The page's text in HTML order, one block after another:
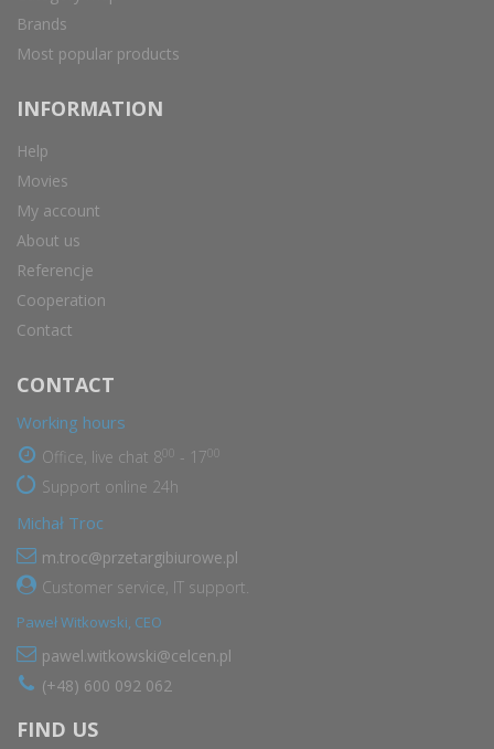
Brands
Most popular products
INFORMATION
Help
Movies
My account
About us
Referencje
Cooperation
Contact
CONTACT
Working hours
Office, live chat 8 - 17
Support online 24h
Michał Troc
m.troc@przetargibiurowe.pl
Customer service, IT support.
Paweł Witkowski, CEO
pawel.witkowski@celcen.pl
(+48) 600 092 062
FIND US